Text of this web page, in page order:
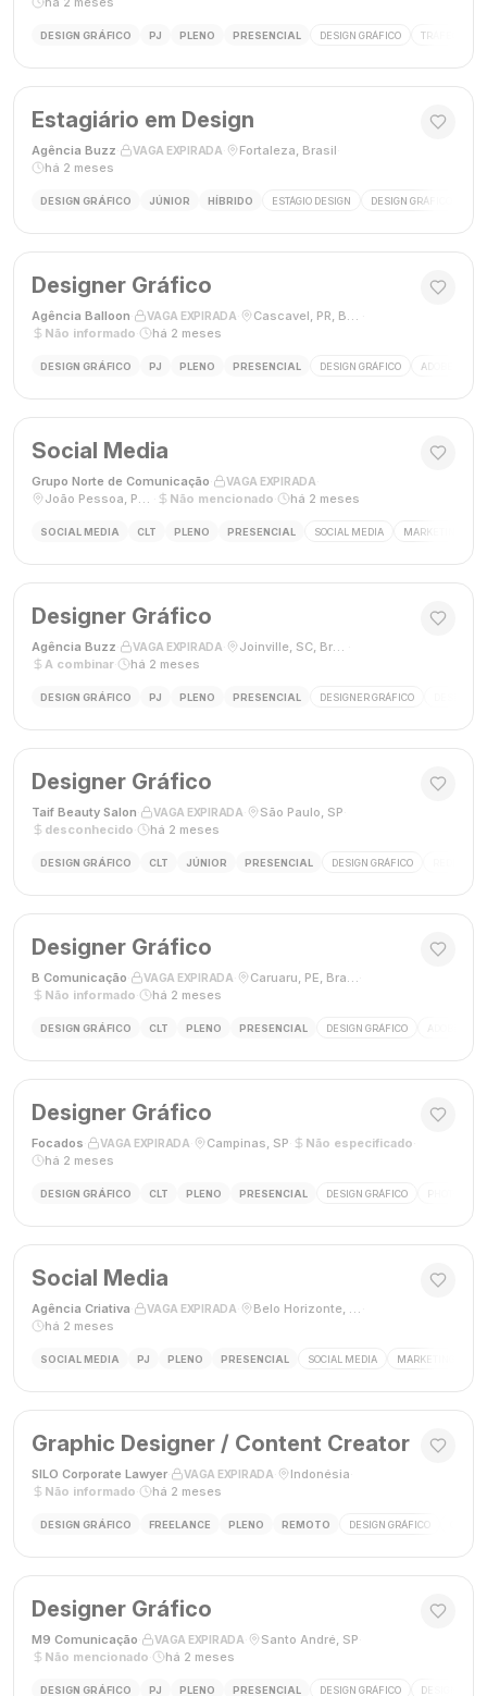
DESIGN GRÁFICO PJ PLENO PRESENCIAL DESIGN GRÁFICO TRÁFEGO
Estagiário em Design
Agência Buzz VAGA EXPIRADA Fortaleza, Brasil
há 2 meses
DESIGN GRÁFICO JÚNIOR HÍBRIDO ESTÁGIO DESIGN DESIGN GRÁFICO
Designer Gráfico
Agência Balloon VAGA EXPIRADA Cascavel, PR, Brasil
Não informado
há 2 meses
DESIGN GRÁFICO PJ PLENO PRESENCIAL DESIGN GRÁFICO ADOBE
Social Media
Grupo Norte de Comunicação VAGA EXPIRADA
João Pessoa, Paraíba, Brasil
Não mencionado há 2 meses
SOCIAL MEDIA CLT PLENO PRESENCIAL SOCIAL MEDIA MARKETING
Designer Gráfico
Agência Buzz VAGA EXPIRADA Joinville, SC, Brasil
A combinar
há 2 meses
DESIGN GRÁFICO PJ PLENO PRESENCIAL DESIGNER GRÁFICO
Designer Gráfico
Taif Beauty Salon VAGA EXPIRADA São Paulo, SP
desconhecido
há 2 meses
DESIGN GRÁFICO CLT JÚNIOR PRESENCIAL DESIGN GRÁFICO
Designer Gráfico
B Comunicação VAGA EXPIRADA Caruaru, PE, Brasil
Não informado
há 2 meses
DESIGN GRÁFICO CLT PLENO PRESENCIAL DESIGN GRÁFICO ADOBE
Designer Gráfico
Focados VAGA EXPIRADA Campinas, SP Não especificado
há 2 meses
DESIGN GRÁFICO CLT PLENO PRESENCIAL DESIGN GRÁFICO PHOTOSHOP
Social Media
Agência Criativa VAGA EXPIRADA Belo Horizonte, Brasil
há 2 meses
SOCIAL MEDIA PJ PLENO PRESENCIAL SOCIAL MEDIA MARKETING
Graphic Designer / Content Creator
SILO Corporate Lawyer VAGA EXPIRADA Indonésia
Não informado
há 2 meses
DESIGN GRÁFICO FREELANCE PLENO REMOTO DESIGN GRÁFICO
Designer Gráfico
M9 Comunicação VAGA EXPIRADA Santo André, SP
Não mencionado
há 2 meses
DESIGN GRÁFICO PJ PLENO PRESENCIAL DESIGN GRÁFICO DESIGNER